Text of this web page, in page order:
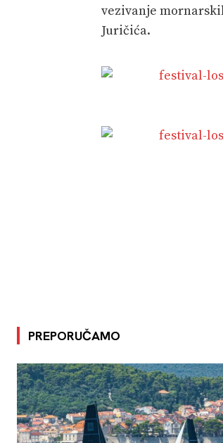
vezivanje
Juričića.
PREPORUČAMO